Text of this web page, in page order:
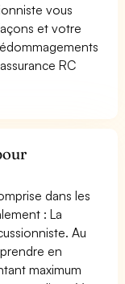
vous
et votre
RC
dans les
: La
Au
en
maximum